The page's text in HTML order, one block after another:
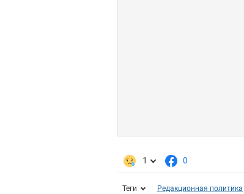
1 0
Теги Редакционная политика